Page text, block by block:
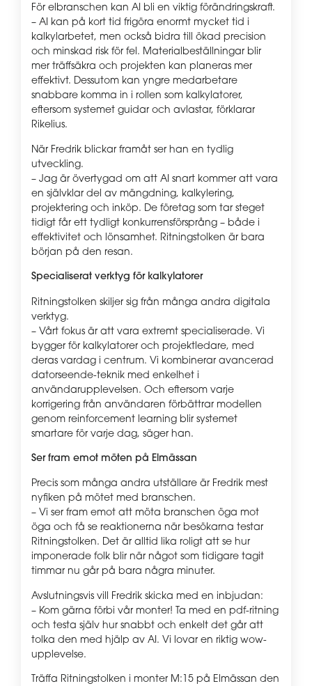
För elbranschen kan AI bli en viktig förändringskraft.
– AI kan på kort tid frigöra enormt mycket tid i
kalkylarbetet, men också bidra till ökad precision
och minskad risk för fel. Materialbeställningar blir
mer träffsäkra och projekten kan planeras mer
effektivt. Dessutom kan yngre medarbetare
snabbare komma in i rollen som kalkylatorer,
eftersom systemet guidar och avlastar, förklarar
Rikelius.
När Fredrik blickar framåt ser han en tydlig
utveckling.
– Jag är övertygad om att AI snart kommer att vara
en självklar del av mängdning, kalkylering,
projektering och inköp. De företag som tar steget
tidigt får ett tydligt konkurrensförsprång – både i
effektivitet och lönsamhet. Ritningstolken är bara
början på den resan.
Specialiserat verktyg för kalkylatorer
Ritningstolken skiljer sig från många andra digitala
verktyg.
– Vårt fokus är att vara extremt specialiserade. Vi
bygger för kalkylatorer och projektledare, med
deras vardag i centrum. Vi kombinerar avancerad
datorseende-teknik med enkelhet i
användarupplevelsen. Och eftersom varje
korrigering från användaren förbättrar modellen
genom reinforcement learning blir systemet
smartare för varje dag, säger han.
Ser fram emot möten på Elmässan
Precis som många andra utställare är Fredrik mest
nyfiken på mötet med branschen.
– Vi ser fram emot att möta branschen öga mot
öga och få se reaktionerna när besökarna testar
Ritningstolken. Det är alltid lika roligt att se hur
imponerade folk blir när något som tidigare tagit
timmar nu går på bara några minuter.
Avslutningsvis vill Fredrik skicka med en inbjudan:
– Kom gärna förbi vår monter! Ta med en pdf-ritning
och testa själv hur snabbt och enkelt det går att
tolka den med hjälp av AI. Vi lovar en riktig wow-
upplevelse.
Träffa Ritningstolken i monter M:15 på Elmässan den